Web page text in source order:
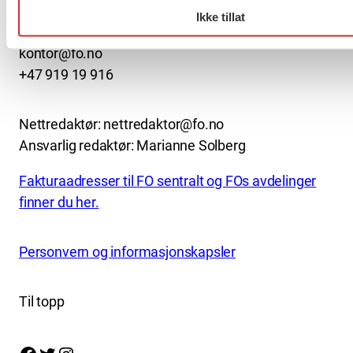
Ikke tillat
kontor@fo.no
+47 919 19 916
Nettredaktør: nettredaktor@fo.no
Ansvarlig redaktør: Marianne Solberg
Fakturaadresser til FO sentralt og FOs avdelinger
finner du her.
Personvern og informasjonskapsler
Til topp